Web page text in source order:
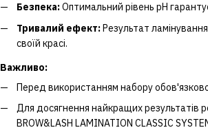
Безпека:Оптимальний рівень pH
Тривалий ефект:Результат
своїй красі.
Важливо:
Перед використанням набору
Для досягнення найкращих результатів
BROW&LASH LAMINATION CLASSIC